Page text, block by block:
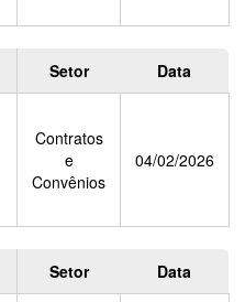
Setor Data
Contratos
e
Convênios
04/02/2026
Setor Data